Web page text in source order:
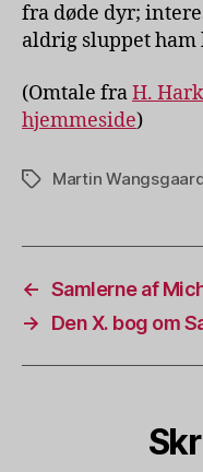
fra døde dyr;
aldrig sluppet ham
(Omtale fraH.
hjemmeside)
TagsMartin
← Samlerne af
→
Den X. bog om